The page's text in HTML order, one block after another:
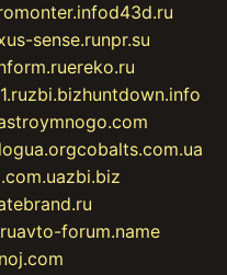
d43d.ru
sense.runpr.su
ereko.ru
zbi.bizhuntdown.info
stroymnogo.com
cobalts.com.ua
zbi.biz
avto-forum.name